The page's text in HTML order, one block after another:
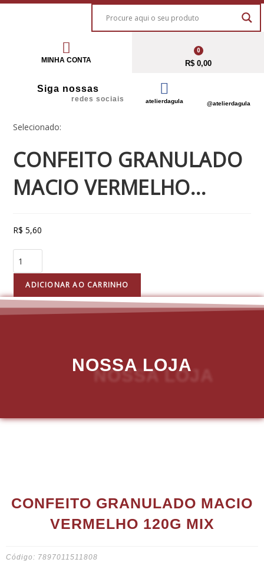
MINHA CONTA
0
R$0,00
Siga nossas
redes sociais atelierdagula @atelierdagula
Selecionado:
CONFEITO GRANULADO
MACIO VERMELHO…
R$ 5,60
ADICIONAR AO CARRINHO
NOSSA LOJA
CONFEITO GRANULADO MACIO
VERMELHO 120G MIX
Código: 7897011511808